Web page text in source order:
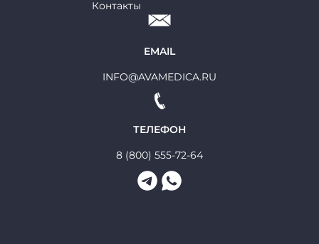
Контакты
EMAIL
INFO@AVAMEDICA.RU
ТЕЛЕФОН
8 (800) 555-72-64